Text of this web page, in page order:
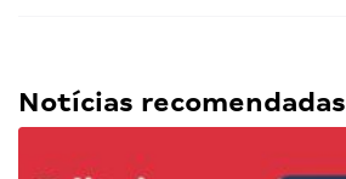
Notícias recomendadas